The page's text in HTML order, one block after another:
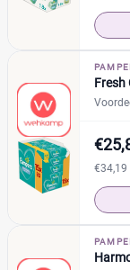
Fresh
€34,19